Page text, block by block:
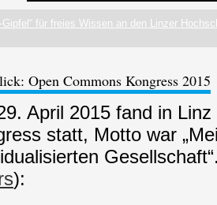
Gipfel“ für freies Wissen an den Linzer
Open Commons Kongress 2015
April 2015 fand in
statt, Motto war
):